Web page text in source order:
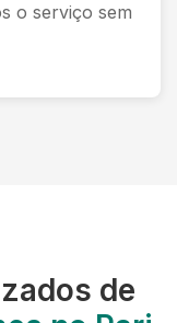
o serviço sem
de